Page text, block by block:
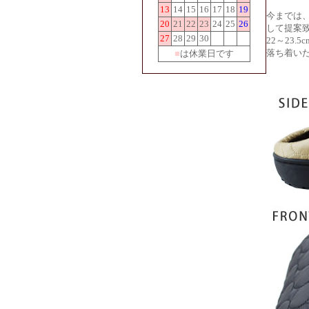
13 14 15 16 17 18 19
20 21 22 23 24 25 26
27 28 29 30
■は休業日です
今までは
して提案
22～
落ち着い